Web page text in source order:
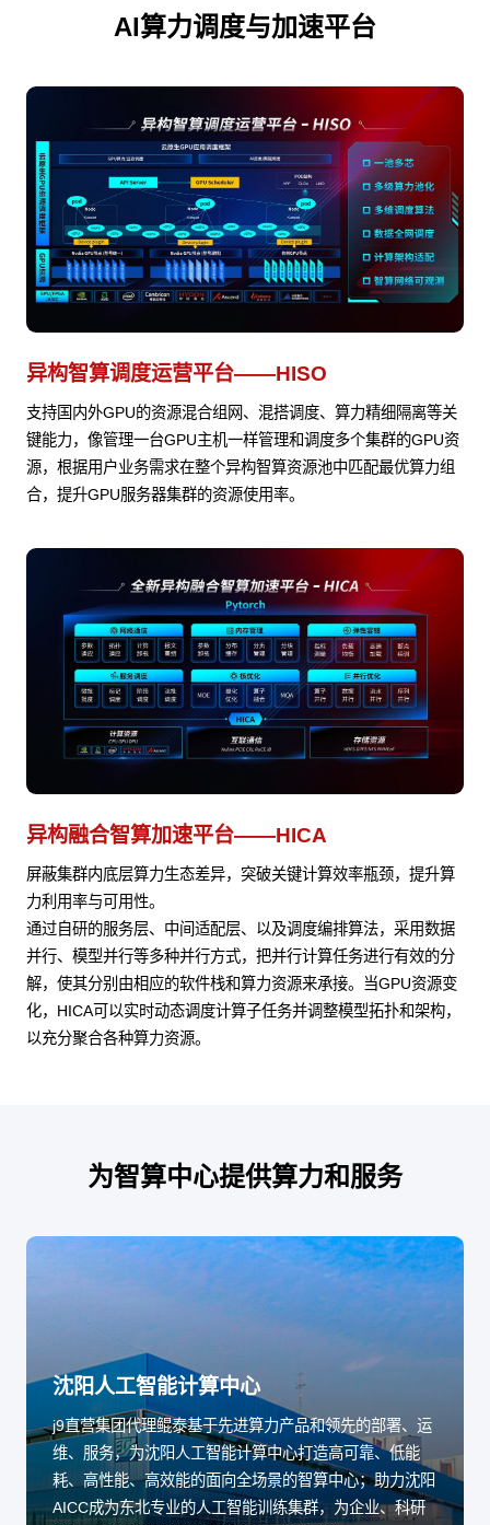
AI算力调度与加速平台
异构智算调度运营平台——HISO
支持国内外GPU的资源混合组网、混搭调度、算力精细隔离等关
键能力，像管理一台GPU主机一样管理和调度多个集群的GPU资
源，根据用户业务需求在整个异构智算资源池中匹配最优算力组
合，提升GPU服务器集群的资源使用率。
异构融合智算加速平台——HICA
屏蔽集群内底层算力生态差异，突破关键计算效率瓶颈，提升算
力利用率与可用性。
通过自研的服务层、中间适配层、以及调度编排算法，采用数据
并行、模型并行等多种并行方式，把并行计算任务进行有效的分
解，使其分别由相应的软件栈和算力资源来承接。当GPU资源变
化，HICA可以实时动态调度计算子任务并调整模型拓扑和架构，
以充分聚合各种算力资源。
为智算中心提供算力和服务
沈阳人工智能计算中心
j9直营集团代理鲲泰基于先进算力产品和领先的部署、运
维、服务，为沈阳人工智能计算中心打造高可靠、低能
耗、高性能、高效能的面向全场景的智算中心；助力沈阳
AICC成为东北专业的人工智能训练集群，为企业、科研